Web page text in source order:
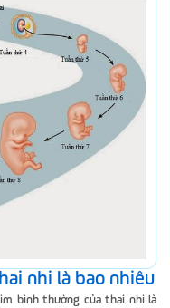
nhi là bao nhiêu
bình thường của thai nhi là